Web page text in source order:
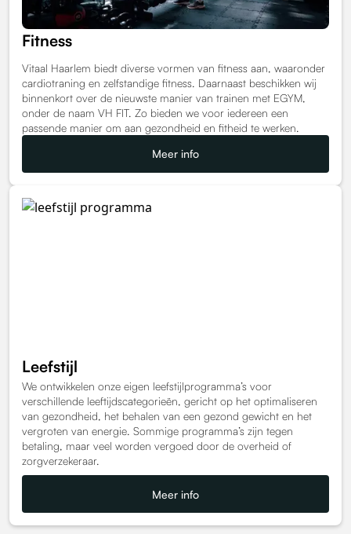
Fitness
Vitaal Haarlem biedt diverse vormen van fitness aan, waaronder
cardiotraning en zelfstandige fitness. Daarnaast beschikken wij
binnenkort over de nieuwste manier van trainen met EGYM,
onder de naam VH FIT. Zo bieden we voor iedereen een
passende manier om aan gezondheid en fitheid te werken.
Meer info
Leefstijl
We ontwikkelen onze eigen leefstijlprogramma’s voor
verschillende leeftijdscategorieën, gericht op het optimaliseren
van gezondheid, het behalen van een gezond gewicht en het
vergroten van energie. Sommige programma’s zijn tegen
betaling, maar veel worden vergoed door de overheid of
zorgverzekeraar.
Meer info